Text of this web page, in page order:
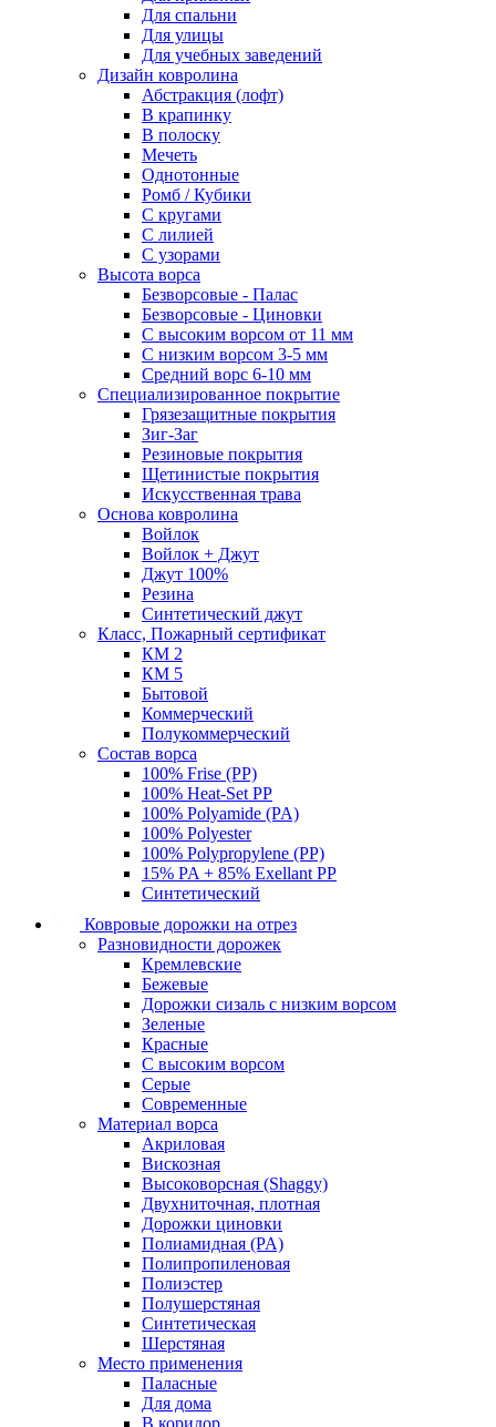
Для спальни
Для улицы
Для учебных заведений
Дизайн ковролина
Абстракция (лофт)
В крапинку
В полоску
Мечеть
Однотонные
Ромб / Кубики
С кругами
С лилией
С узорами
Высота ворса
Безворсовые - Палас
Безворсовые - Циновки
С высоким ворсом от 11 мм
С низким ворсом 3-5 мм
Средний ворс 6-10 мм
Специализированное покрытие
Грязезащитные покрытия
Зиг-Заг
Резиновые покрытия
Щетинистые покрытия
Искусственная трава
Основа ковролина
Войлок
Войлок + Джут
Джут 100%
Резина
Синтетический джут
Класс, Пожарный сертификат
КМ 2
КМ 5
Бытовой
Коммерческий
Полукоммерческий
Состав ворса
100% Frise (PP)
100% Heat-Set PP
100% Polyamide (PA)
100% Polyester
100% Polypropylene (PP)
15% PA + 85% Exellant PP
Синтетический
Ковровые дорожки на отрез
Разновидности дорожек
Кремлевские
Бежевые
Дорожки сизаль с низким ворсом
Зеленые
Красные
С высоким ворсом
Серые
Современные
Материал ворса
Акриловая
Вискозная
Высоковорсная (Shaggy)
Двухниточная, плотная
Дорожки циновки
Полиамидная (PA)
Полипропиленовая
Полиэстер
Полушерстяная
Синтетическая
Шерстяная
Место применения
Паласные
Для дома
В коридор